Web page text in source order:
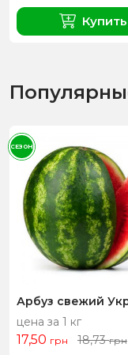
Купить
Арбуз свежий
цена за 1 кг
17,50 грн 18,73грн
СЕЗОН